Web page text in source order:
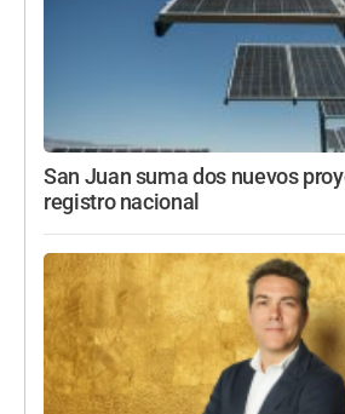
San Juan suma dos nuevos
registro nacional